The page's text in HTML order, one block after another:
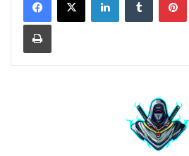
Print